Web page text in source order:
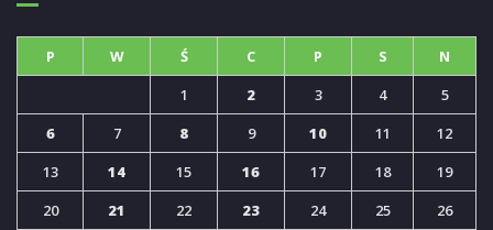
P W Ś C P S N
1 2 3 4
5
6
7 8 9 10 11
12
13
14 15 16 17 18
19
20
21 22 23 24 25
26